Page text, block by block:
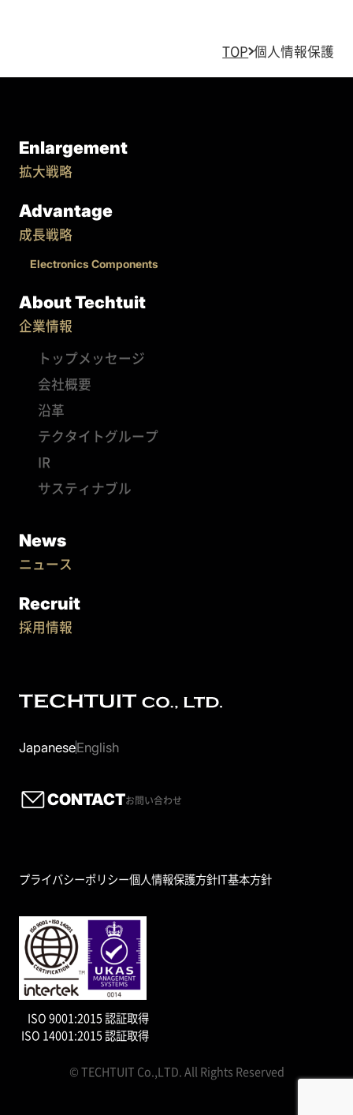
TOP 個人情報保護
JapaneseEnglish
CONTACTお問い合わせ
プライバシーポリシー個人情報保護方針IT基本方針
ISO 9001:2015 認証取得
ISO 14001:2015 認証取得
Enlargement
拡大戦略
Advantage
成長戦略
Electronics Components
About Techtuit
企業情報
トップメッセージ
会社概要
沿革
テクタイトグループ
IR
サスティナブル
News
ニュース
Recruit
採用情報
© TECHTUIT Co.,LTD. All Rights Reserved